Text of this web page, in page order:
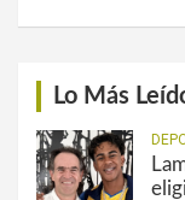
Lo Más